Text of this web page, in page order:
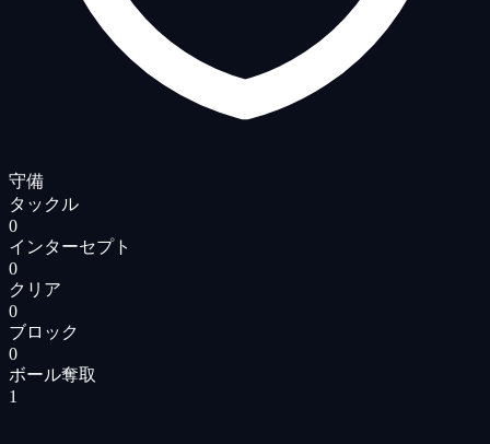
守備
タックル
0
インターセプト
0
クリア
0
ブロック
0
ボール奪取
1